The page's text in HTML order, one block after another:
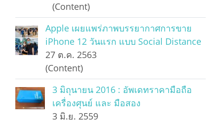
(Content)
Apple เผยแพร่ภาพบรรยากาศการขาย
iPhone 12 วันแรก แบบ Social Distance
27 ต.ค. 2563
(Content)
3 มิถุนายน 2016 : อัพเดทราคามือถือ
เครื่องศุนย์ และ มือสอง
3 มิ.ย. 2559